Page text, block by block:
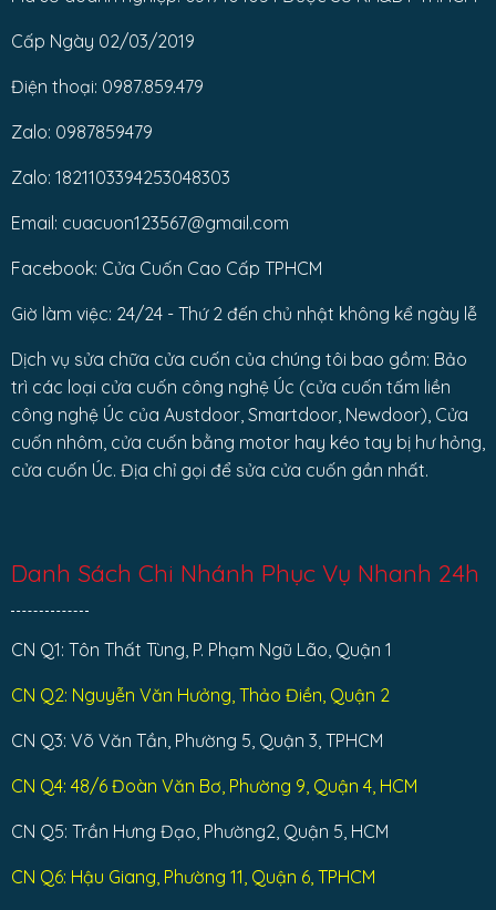
Cấp Ngày 02/03/2019
Điện thoại: 0987.859.479
Zalo: 0987859479
Zalo: 1821103394253048303
Email: cuacuon123567@gmail.com
Facebook: Cửa Cuốn Cao Cấp TPHCM
Giờ làm việc: 24/24 - Thứ 2 đến chủ nhật không kể ngày lễ
Dịch vụ sửa chữa cửa cuốn của chúng tôi bao gồm: Bảo
trì các loại cửa cuốn công nghệ Úc (cửa cuốn tấm liền
công nghệ Úc của Austdoor, Smartdoor, Newdoor), Cửa
cuốn nhôm, cửa cuốn bằng motor hay kéo tay bị hư hỏng,
cửa cuốn Úc. Địa chỉ gọi để sửa cửa cuốn gần nhất.
Danh Sách Chi Nhánh Phục Vụ Nhanh 24h
CN Q1: Tôn Thất Tùng, P. Phạm Ngũ Lão, Quận 1
CN Q2: Nguyễn Văn Hưởng, Thảo Điền, Quận 2
CN Q3: Võ Văn Tần, Phường 5, Quận 3, TPHCM
CN Q4: 48/6 Đoàn Văn Bơ, Phường 9, Quận 4, HCM
CN Q5: Trần Hưng Đạo, Phường2, Quận 5, HCM
CN Q6: Hậu Giang, Phường 11, Quận 6, TPHCM